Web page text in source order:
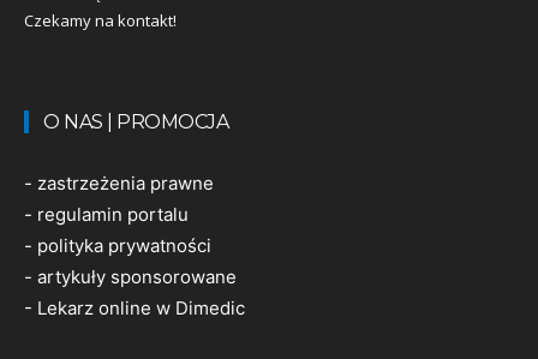
Czekamy na kontakt!
O NAS | PROMOCJA
- zastrzeżenia prawne
- regulamin portalu
- polityka prywatności
- artykuły sponsorowane
- Lekarz online w Dimedic